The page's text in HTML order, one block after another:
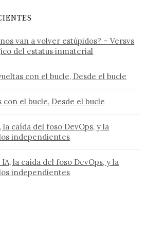
van a volver estúpidos? – Versvs
del estatus inmaterial
con el bucle, Desde el bucle
con el bucle, Desde el bucle
la caída del foso DevOps, y la
independientes
IA, la caída del foso DevOps, y la
independientes